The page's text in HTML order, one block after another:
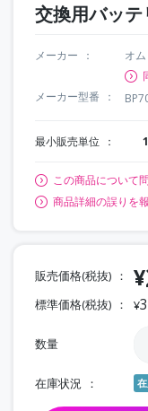
交換用バッテ
メーカー
オ
メーカー型番
最小販売単位 1
この商品について
商品詳細の誤りを
販売価格(税抜) ¥
標準価格(税抜) ¥
数量
在庫状況